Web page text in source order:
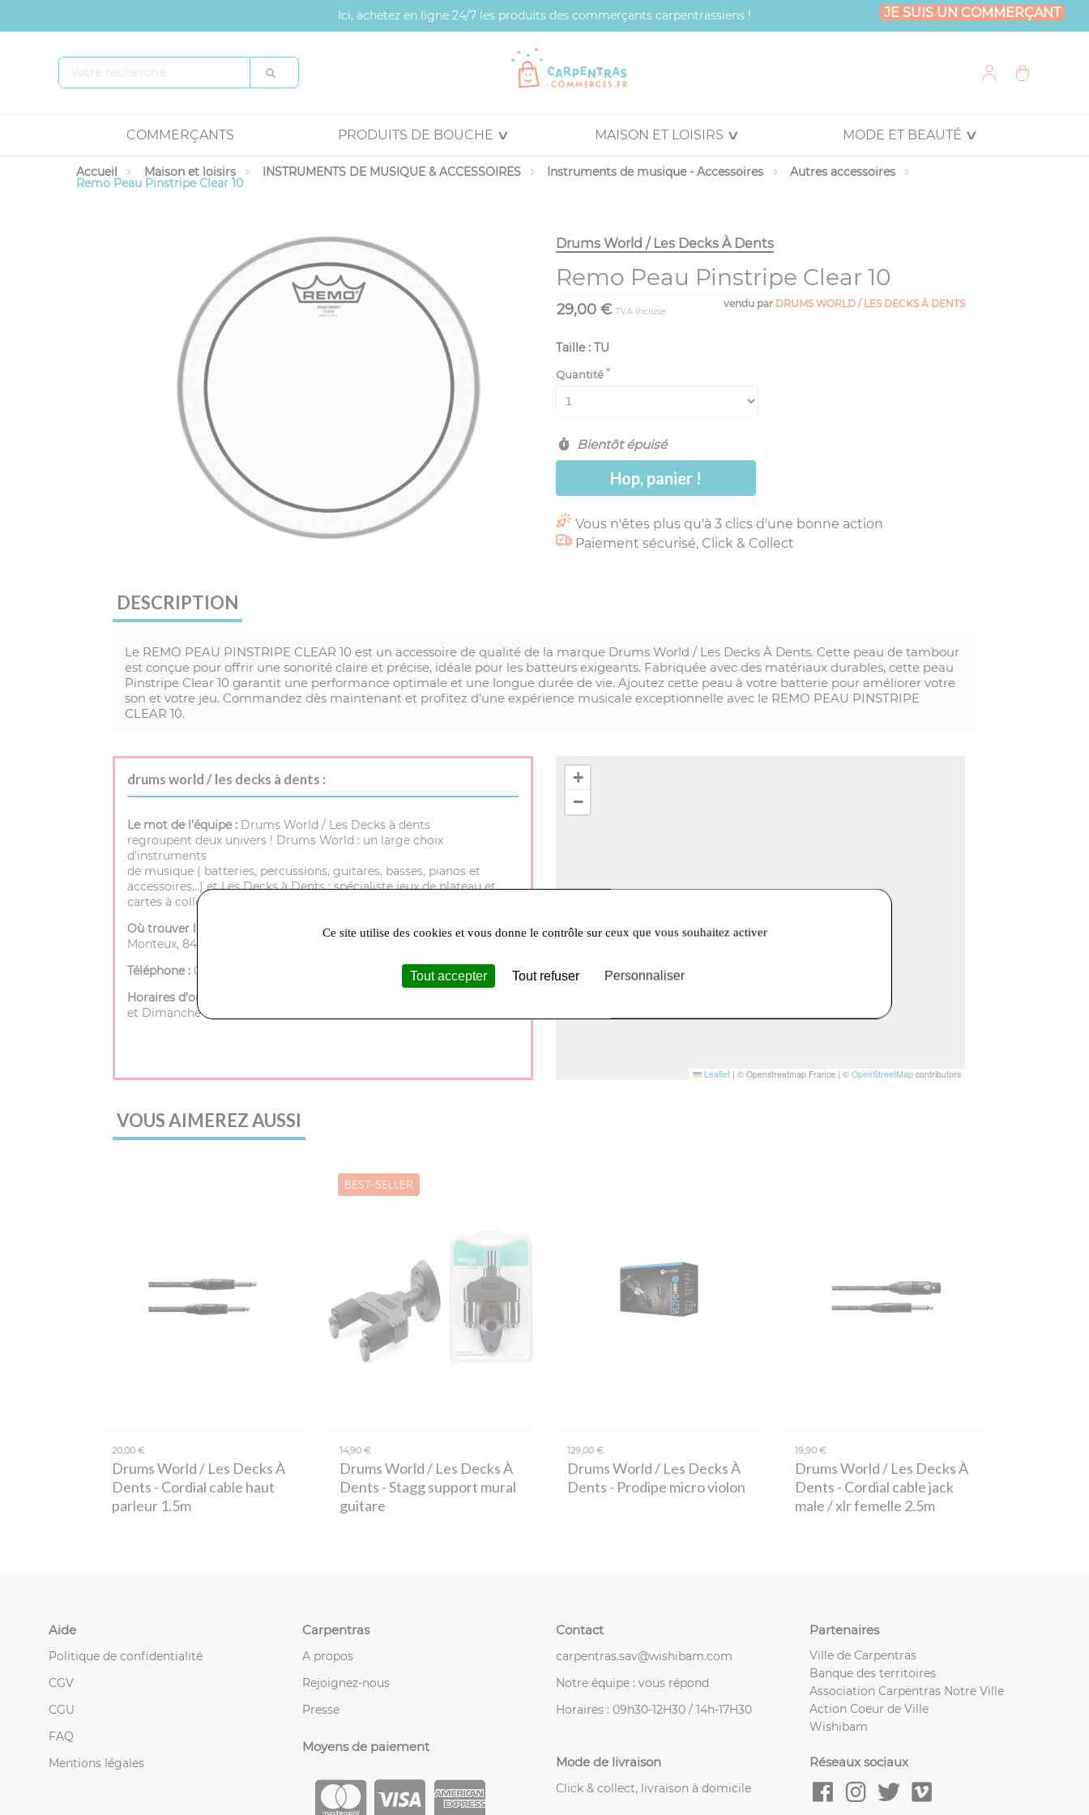
Ici, achetez en ligne 24/7 les produits des commerçants carpentrassiens ! JE SUIS UN COMMERÇANT
COMMERÇANTS PRODUITS DE BOUCHE MAISON ET LOISIRS MODE ET BEAUTÉ
Accueil Maison et loisirs INSTRUMENTS DE MUSIQUE & ACCESSOIRES Instruments de musique - Accessoires Autres accessoires
Remo Peau Pinstripe Clear 10
Drums World / Les Decks À Dents
Remo Peau Pinstripe Clear 10
vendu par DRUMS WORLD / LES DECKS À DENTS
29,00 € TVA incluse
Taille : TU
Quantité
Bientôt épuisé
Hop, panier !
Vous n'êtes plus qu'à 3 clics d'une bonne action
Paiement sécurisé, Click & Collect
DESCRIPTION
Le REMO PEAU PINSTRIPE CLEAR 10 est un accessoire de qualité de la marque Drums World / Les Decks À Dents. Cette peau de tambour
est conçue pour offrir une sonorité claire et précise, idéale pour les batteurs exigeants. Fabriquée avec des matériaux durables, cette peau
Pinstripe Clear 10 garantit une performance optimale et une longue durée de vie. Ajoutez cette peau à votre batterie pour améliorer votre
son et votre jeu. Commandez dès maintenant et profitez d'une expérience musicale exceptionnelle avec le REMO PEAU PINSTRIPE
CLEAR 10.
drums world / les decks à dents :
Le mot de l’équipe : Drums World / Les Decks à dents
regroupent deux univers ! Drums World : un large choix
d'instruments
de musique ( batteries, percussions, guitares, basses, pianos et
accessoires…) et Les Decks à Dents : spécialiste jeux de plateau et
cartes à collectionner.
Où trouver le magasin :
72 rue porte de
Monteux, 84200 Carpentras
Téléphone : 04 90 40 25 35
Horaires d’ouverture :
et Dimanche - Fermé
+
−
Leaflet | © Openstreetmap France | © OpenStreetMapcontributors
VOUS AIMEREZ AUSSI
20,00 €
Drums World / Les Decks À
Dents - Cordial cable haut
parleur 1.5m
BEST-SELLER
14,90 €
Drums World / Les Decks À
Dents - Stagg support mural
guitare
129,00 €
Drums World / Les Decks À
Dents - Prodipe micro violon
19,90 €
Drums World / Les Decks À
Dents - Cordial cable jack
male / xlr femelle 2.5m
Aide
Politique de confidentialité
CGV
CGU
FAQ
Mentions légales
Carpentras
A propos
Rejoignez-nous
Presse
Moyens de paiement
Contact
carpentras.sav@wishibam.com
Notre équipe : vous répond
Horaires : 09h30-12H30 / 14h-17H30
Mode de livraison
Click & collect, livraison à domicile
Partenaires
Ville de Carpentras
Banque des territoires
Association Carpentras Notre Ville
Action Coeur de Ville
Wishibam
Réseaux sociaux
Ce site utilise des cookies et vous donne le contrôle sur ceux que vous souhaitez activer
Tout accepter Tout refuser Personnaliser